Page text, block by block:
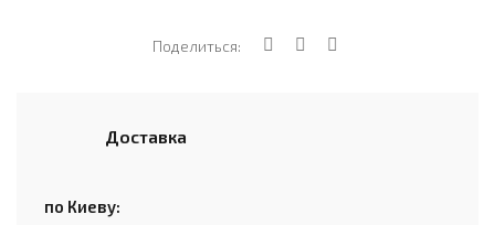
Поделиться:
Доставка
по Киеву: